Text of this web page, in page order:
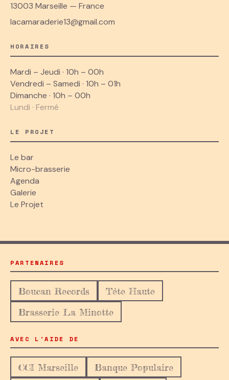
13003 Marseille — France
lacamaraderie13@gmail.com
HORAIRES
Mardi – Jeudi · 10h – 00h
Vendredi – Samedi · 10h – 01h
Dimanche · 10h – 00h
Lundi · Fermé
LE PROJET
Le bar
Micro-brasserie
Agenda
Galerie
Le Projet
PARTENAIRES
Boucan Records
Tête Haute
Brasserie La Minotte
AVEC L'AIDE DE
CCI Marseille Banque Populaire